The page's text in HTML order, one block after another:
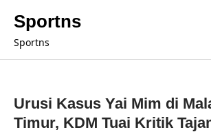
content
Sportns
Sportns
Urusi Kasus Yai Mim di
Timur, KDM Tuai Kritik